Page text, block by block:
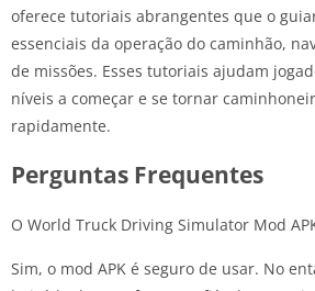
oferece tutoriais abrangentes que o
essenciais da operação do caminhão,
de missões. Esses tutoriais ajudam
níveis a começar e se tornar
rapidamente.
Perguntas Frequentes
O World Truck Driving Simulator Mod
Sim, o mod APK é seguro de usar. No